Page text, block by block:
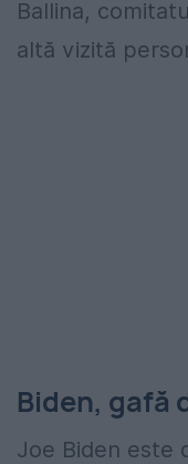
Ballina,
altă vizită
Biden, gafă
Joe Biden este